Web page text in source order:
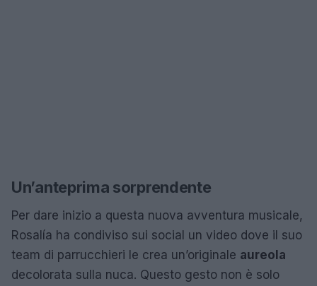
Un’anteprima sorprendente
Per dare inizio a questa nuova avventura musicale,
Rosalía ha condiviso sui social un video dove il suo
team di parrucchieri le crea un’originale aureola
decolorata sulla nuca. Questo gesto non è solo